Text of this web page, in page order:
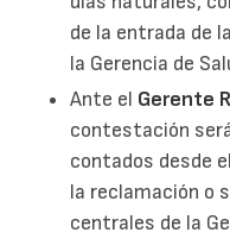
de la entrada de
la Gerencia de
Ante el Gerente
contestación
contados desde
la reclamación o
centrales de la